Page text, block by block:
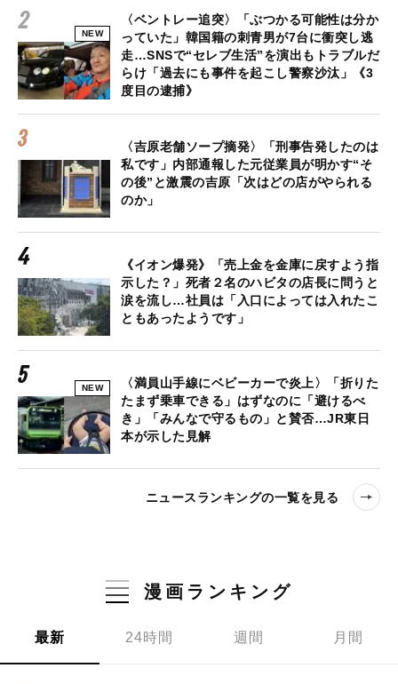
NEW
〈ベントレー追突〉「ぶつかる可能性は分か
っていた」韓国籍の刺青男が7台に衝突し逃
走…SNSで“セレブ生活”を演出もトラブルだ
らけ「過去にも事件を起こし警察沙汰」《3
度目の逮捕》
〈吉原老舗ソープ摘発〉「刑事告発したのは
私です」内部通報した元従業員が明かす“そ
の後”と激震の吉原「次はどの店がやられる
のか」
《イオン爆発》「売上金を金庫に戻すよう指
示した？」死者２名のハビタの店長に問うと
涙を流し…社員は「入口によっては入れたこ
ともあったようです」
NEW
〈満員山手線にベビーカーで炎上〉「折りた
たまず乗車できる」はずなのに「避けるべ
き」「みんなで守るもの」と賛否…JR東日
本が示した見解
ニュースランキングの一覧を見る
漫画ランキング
最新 24時間 週間 月間